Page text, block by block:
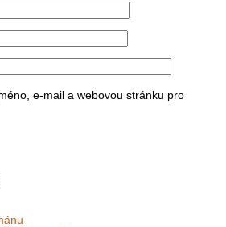
e-mail a webovou stránku pro